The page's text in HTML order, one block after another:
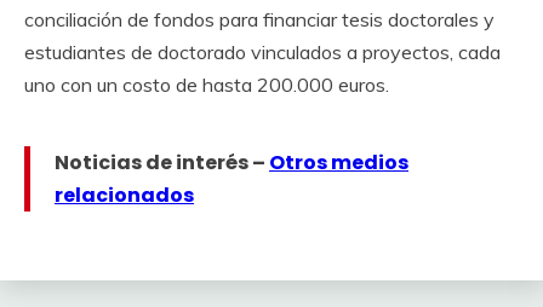
conciliación de fondos para financiar tesis doctorales y
estudiantes de doctorado vinculados a proyectos, cada
uno con un costo de hasta 200.000 euros.
Noticias de interés – Otros medios
relacionados